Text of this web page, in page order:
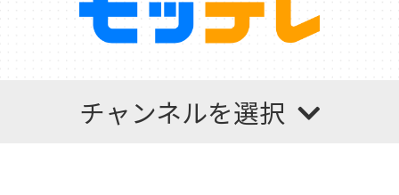
チャンネルを選択